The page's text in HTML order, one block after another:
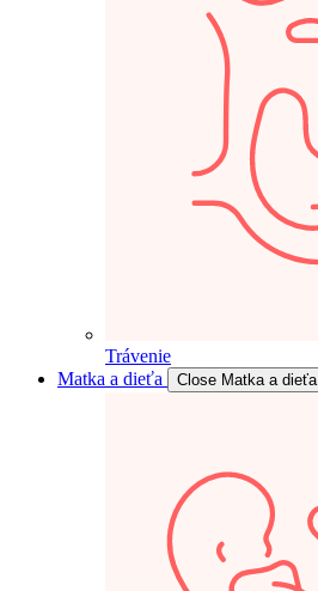
Trávenie
Matka a dieťa
Close Matka a dieťa